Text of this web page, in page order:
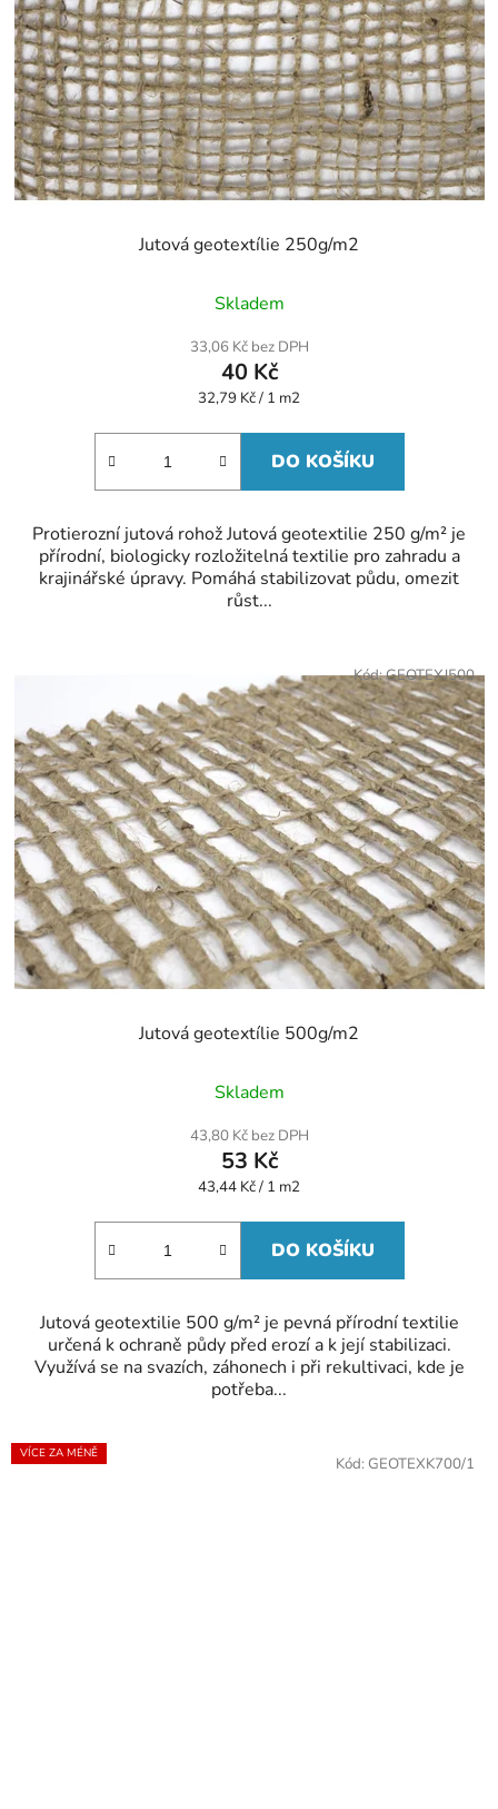
Jutová geotextílie 250g/m2
hodnocení
je
5,0
z
hvězdiček.
Skladem
33,06 Kč bez DPH
40 Kč
Měrná
32,79 Kč / 1 m2
DO KOŠÍKU
Protierozní jutová rohož Jutová geotextilie 250 g/m² je
přírodní, biologicky rozložitelná textilie pro zahradu a
krajinářské úpravy. Pomáhá stabilizovat půdu, omezit
růst...
Jutová geotextílie 500g/m2
hodnocení
je
5,0
z
hvězdiček.
Skladem
43,80 Kč bez DPH
53 Kč
Měrná
43,44 Kč / 1 m2
DO KOŠÍKU
Jutová geotextilie 500 g/m² je pevná přírodní textilie
určená k ochraně půdy před erozí a k její stabilizaci.
Využívá se na svazích, záhonech i při rekultivaci, kde je
potřeba...
Kód:GEOTEXJ500
VÍCE ZA MÉNĚ
Kód: GEOTEXK700/1